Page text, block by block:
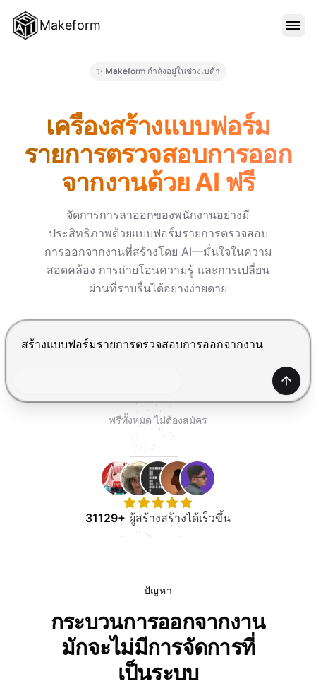
Makeform
บล็อก
เข้าสู่ระบบ
ทดลองใช้ฟรี
✨ Makeform กำลังอยู่ในช่วงเบต้า
เครื่องสร้างแบบฟอร์ม
รายการตรวจสอบการออก
จากงานด้วย AI ฟรี
จัดการการลาออกของพนักงานอย่างมี
ประสิทธิภาพด้วยแบบฟอร์มรายการตรวจสอบ
การออกจากงานที่สร้างโดย AI—มั่นใจในความ
สอดคล้อง การถ่ายโอนความรู้ และการเปลี่ยน
ผ่านที่ราบรื่นได้อย่างง่ายดาย
กด Enter เพื่อส่ง, Shift+Enter เพื่อขึ้นบรรทัดใหม่
สร้าง
ฟรีทั้งหมด ไม่ต้องสมัคร
31129+ ผู้สร้างสร้างได้เร็วขึ้น
ปัญหา
กระบวนการออกจากงาน
มักจะไม่มีการจัดการที่
เป็นระบบ